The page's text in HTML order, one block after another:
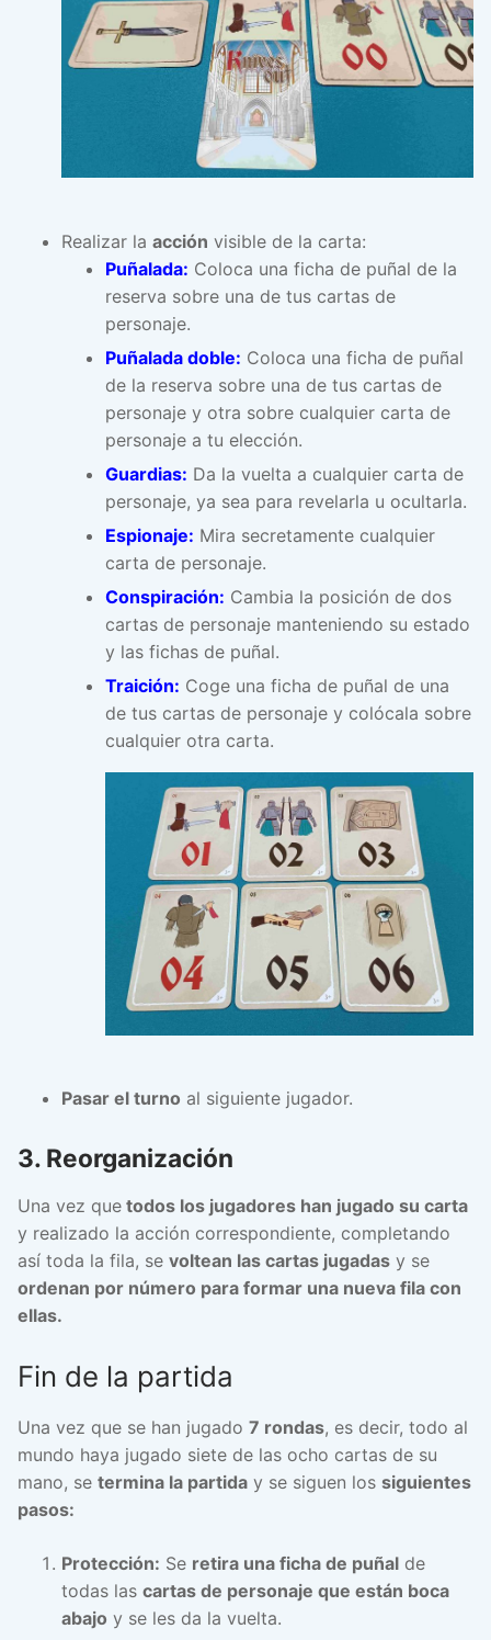
Realizar la acción visible de la carta:
Puñalada: Coloca una ficha de puñal de la
reserva sobre una de tus cartas de
personaje.
Puñalada doble: Coloca una ficha de puñal
de la reserva sobre una de tus cartas de
personaje y otra sobre cualquier carta de
personaje a tu elección.
Guardias: Da la vuelta a cualquier carta de
personaje, ya sea para revelarla u ocultarla.
Espionaje: Mira secretamente cualquier
carta de personaje.
Conspiración: Cambia la posición de dos
cartas de personaje manteniendo su estado
y las fichas de puñal.
Traición: Coge una ficha de puñal de una
de tus cartas de personaje y colócala sobre
cualquier otra carta.
Pasar el turno al siguiente jugador.
3. Reorganización
Una vez que todos los jugadores han jugado su carta
y realizado la acción correspondiente, completando
así toda la fila, se voltean las cartas jugadas y se
ordenan por número para formar una nueva fila con
ellas.
Fin de la partida
Una vez que se han jugado 7 rondas, es decir, todo al
mundo haya jugado siete de las ocho cartas de su
mano, se termina la partida y se siguen los siguientes
pasos:
Protección: Se retira una ficha de puñal de
todas las cartas de personaje que están boca
abajo y se les da la vuelta.